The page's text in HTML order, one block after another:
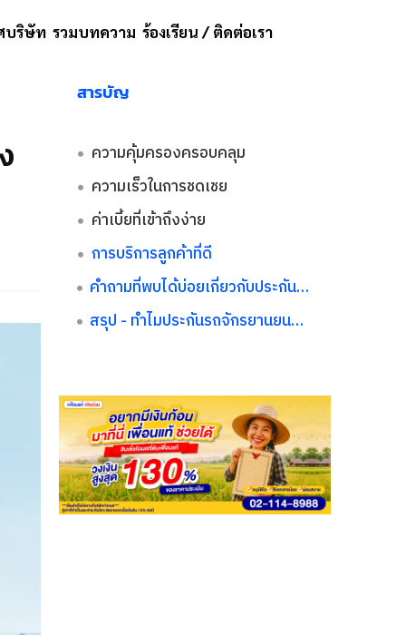
บริษัท รวมบทความ ร้องเรียน / ติดต่อเรา
สารบัญ
ความคุ้มครองครอบคลุม
ความเร็วในการชดเชย
ค่าเบี้ยที่เข้าถึงง่าย
การบริการลูกค้าที่ดี
คำถามที่พบได้บ่อยเกี่ยวกับประกันรถจักรยานยนต์ชั้น 3
สรุป - ทำไมประกันรถจักรยานยนต์ชั้น 3 จึงเป็นตัวเลือกอันดับต้นๆ